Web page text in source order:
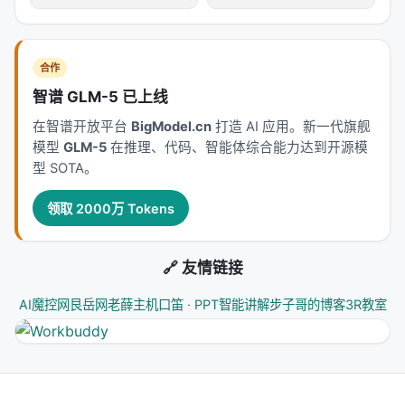
事:"我的本地工具,真的只听我一个人的吗?"
三、值得关注的原因
1.这是第一例头部 AI 厂商在开发者工具里埋设隐蔽身
被差异化定价、API rate limit),这次是面向开发者工
具,信任层级完全不一样。 2. 隐写术让"封禁"从可绕过
转站都不够,机器层面的 unicode 差异不靠逆向发现不
了。 3.影响国内 Claude Code 用户的实际工作流
coding,这次事件会逼出一波"国产替代 + 国产 coding
助手"的迁移讨论。 4.可能波及 OpenAI Codex /
Google Gemini CLI——一旦这套"工具型 AI 的合规
隔离"被默许,其他厂商跟进只是时间问题。
合作
智谱 GLM-5 已上线
在智谱开放平台 BigModel.cn 打造 AI 应用。新一代旗舰
模型 GLM-5 在推理、代码、智能体综合能力达到开源模
型 SOTA。
领取 2000万 Tokens
🔗 友情链接
AI魔控网 艮岳网老薛主机口笛 · PPT智能讲解步子哥的博客3R教室